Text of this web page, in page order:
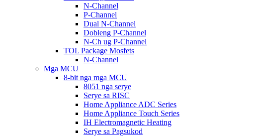
N-Channel
P-Channel
Dual N-Channel
Dobleng P-Channel
N-Ch ug P-Channel
TOL Package Mosfets
N-Channel
Mga MCU
8-bit nga mga MCU
8051 nga serye
Serye sa RISC
Home Appliance ADC Series
Home Appliance Touch Series
IH Electromagnetic Heating
Serye sa Pagsukod